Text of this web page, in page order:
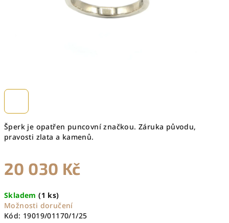
Šperk je opatřen puncovní značkou. Záruka původu,
pravosti zlata a kamenů.
20 030 Kč
cena:
Skladem(1 ks)
Možnosti doručení
Kód: 19019/01170/1/25